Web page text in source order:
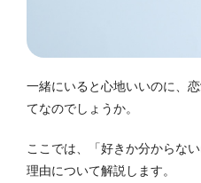
一緒にいると心地いいのに、
てなのでしょうか。
ここでは、「好きか分からな
理由について解説します。